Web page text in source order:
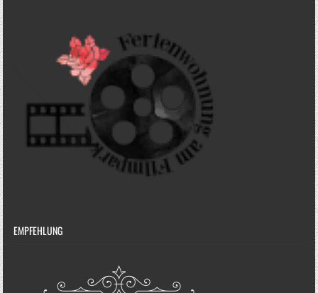
EMPFEHLUNG